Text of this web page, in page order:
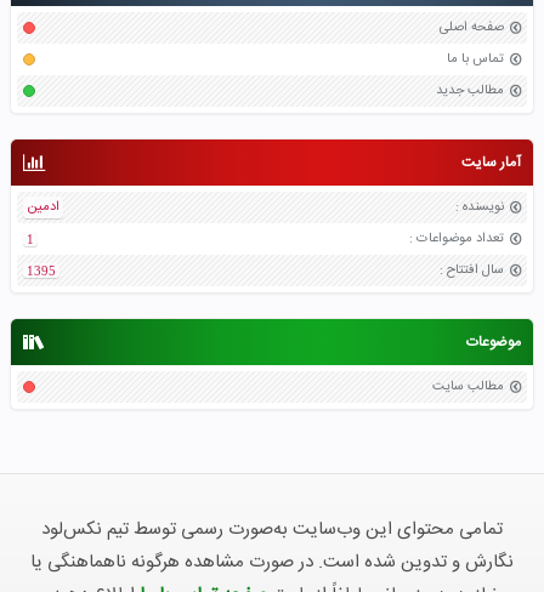
صفحه اصلی
تماس با ما
مطالب جدید
آمار سایت
نویسنده :
ادمین
تعداد موضواعات :
1
سال افتتاح :
1395
موضوعات
مطالب سایت
تمامی محتوای این وب‌سایت به‌صورت رسمی توسط تیم نکس‌لود
نگارش و تدوین شده است. در صورت مشاهده هرگونه ناهماهنگی یا